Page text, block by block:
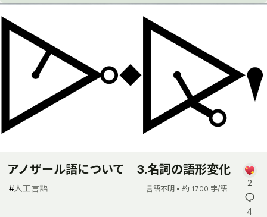
アノザール語について 3.名詞の語形変化
#人工言語 言語不明 • 約 1700 字/語
2
4